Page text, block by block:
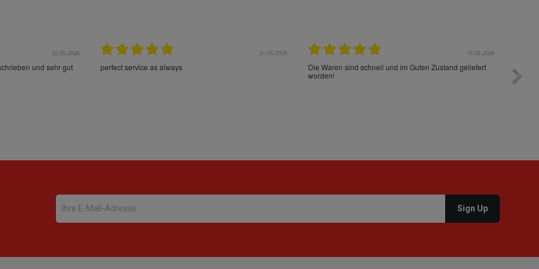
22.05.2026
und sehr gut
21.05.2026
perfect service as always
15.05.2026
Die Waren sind schnell und im Guten Zustand geliefert
worden!